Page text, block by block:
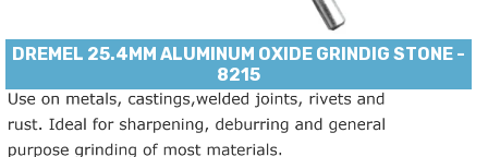
DREMEL 25.4MM ALUMINUM OXIDE GRINDIG STONE -
8215